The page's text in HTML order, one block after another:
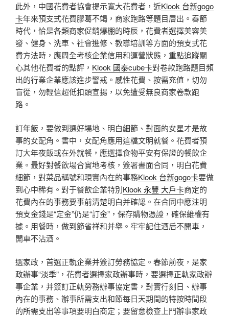
此外，中國花費者協會提示寬大花費者，近Klook 台新gogo
卡年來預支式花費膠葛不竭，商家跑路等題目層出。春節
時代，恰是各類商家促銷爆棚的時辰，花費者選擇美容美
發、健身、洗車、社會進修、教導培訓等方面的預支式花
費方法時，應周全考核企業信用和運營狀態，重點追蹤關
心其他花費者的點評， Klook 國泰cube卡對卷款跑路題目頻
出的行業企業應該進步警戒。感性花費、按需充值，切勿
盲從，勿輕信超低扣頭宣揚，以免遭受無良商家卷款跑
路。
訂年飯，要做到選好場地、明白細節、對面的女星才是故
事的女配角。書中，女配角應用這檔文明就餐。花費者預
訂大年夜飯或在外就餐，應選擇食物平安有保證的餐飲企
業。最好對餐飲場合實地考核，簽署書面合同，明白花費
細節，對菜品稱號和現實內在的事務Klook 台新gogo卡要做
到心中稀有。對于餐飲企業特別Klook 永豐 大戶卡商定的
花費內在的事務要事前清楚明白并確認。在合同中應注明
預支金錢是“定金”仍是“訂金”，保存購物憑證，確保維權有
據。用餐時，做到節省祥和并舉。牢牢記住酒后不開車，
開車不沾酒。
選家政，首選正軌企業并簽訂勞務協定。春節前夜，是家
政辦事“淡季”，花費者選擇家政辦事時，要選擇正軌家政辦
事企業，并簽訂正軌勞務辦事協定書，對實行刻日、辦事
內在的事務、辦事所需支出和節每日天期間的特按時間段
的所需支出等事項要明白商定；要留意檢查上門辦事家政